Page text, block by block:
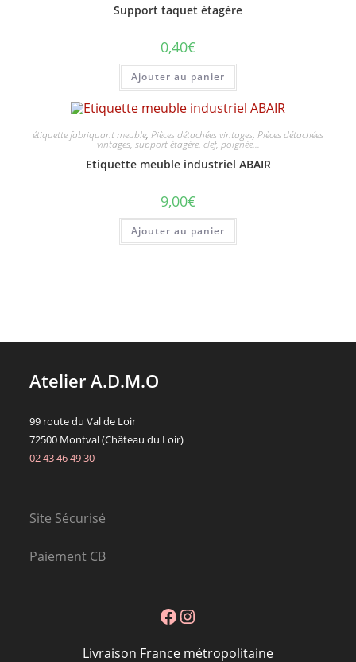
Support taquet étagère
0,40€
Ajouter au panier
étiquette fabriquant meuble, Pièces détachées vintages, Pièces détachées
vintages, support étagère, clef, poignée...
Etiquette meuble industriel ABAIR
9,00€
Ajouter au panier
Atelier A.D.M.O
99 route du Val de Loir
72500 Montval (Château du Loir)
02 43 46 49 30
Site Sécurisé
Paiement CB
FacebookInstagram
Livraison France métropolitaine